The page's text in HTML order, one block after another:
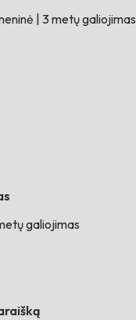
3 metų galiojimas
galiojimas